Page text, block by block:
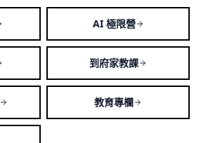
AI 極限營
到府家教課
教育專欄